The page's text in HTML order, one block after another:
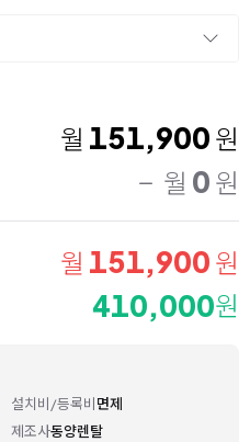
월 151,900 원
월 0 원
월 151,900 원
410,000원
설치비/등록비면제
제조사동양렌탈